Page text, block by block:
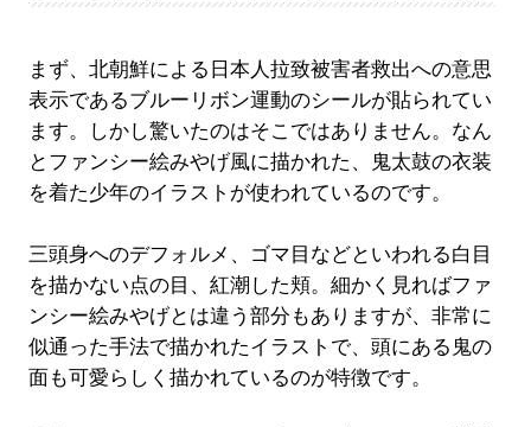
まず、北朝鮮による日本人拉致被害者救出への意思
表示であるブルーリボン運動のシールが貼られてい
ます。しかし驚いたのはそこではありません。なん
とファンシー絵みやげ風に描かれた、鬼太鼓の衣装
を着た少年のイラストが使われているのです。
三頭身へのデフォルメ、ゴマ目などといわれる白目
を描かない点の目、紅潮した頬。細かく見ればファ
ンシー絵みやげとは違う部分もありますが、非常に
似通った手法で描かれたイラストで、頭にある鬼の
面も可愛らしく描かれているのが特徴です。